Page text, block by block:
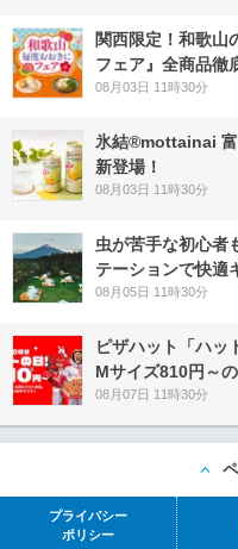
関西限定！和歌山
フェア』全商品徹
08月03日 11時30分
氷結®mottainai 富
新登場！
08月03日 11時30分
虫が苦手な初心者
テーションで快適
08月05日 11時30分
ピザハット「ハッ
Mサイズ810円～
08月07日 11時30分
プライバシー
ポリシー